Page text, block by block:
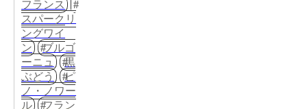
フランス
スパークリ
ングワイ
ン
ブルゴ
ーニュ
黒
ぶどう
ピ
ノ・ノワー
ル
フラン